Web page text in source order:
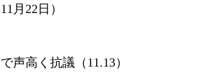
22日）
声高く抗議（11.13）